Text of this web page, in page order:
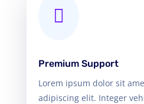

Premium Support
Lorem ipsum dolor sit
adipiscing elit. Integer